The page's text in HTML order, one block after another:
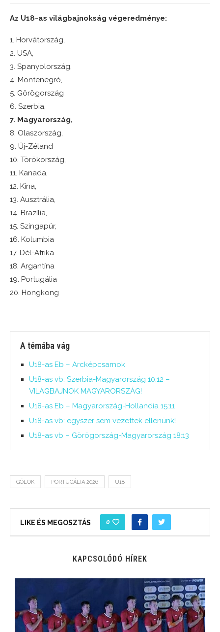
Az U18-as világbajnokság végeredménye:
1. Horvátország,
2. USA,
3. Spanyolország,
4. Montenegró,
5. Görögország
6. Szerbia,
7. Magyarország,
8. Olaszország,
9. Új-Zéland
10. Törökország,
11. Kanada,
12. Kína,
13. Ausztrália,
14. Brazília,
15. Szingapúr,
16. Kolumbia
17. Dél-Afrika
18. Argantína
19. Portugália
20. Hongkong
A témába vág
U18-as Eb – Arcképcsarnok
U18-as vb: Szerbia-Magyarország 10:12 –
VILÁGBAJNOK MAGYARORSZÁG!
U18-as Eb – Magyarország-Hollandia 15:11
U18-as vb: egyszer sem vezettek ellenünk!
U18-as vb – Görögország-Magyarország 18:13
GÓLOK PORTUGÁLIA 2026 U18
LIKE ÉS MEGOSZTÁS 0
KAPCSOLÓDÓ HÍREK